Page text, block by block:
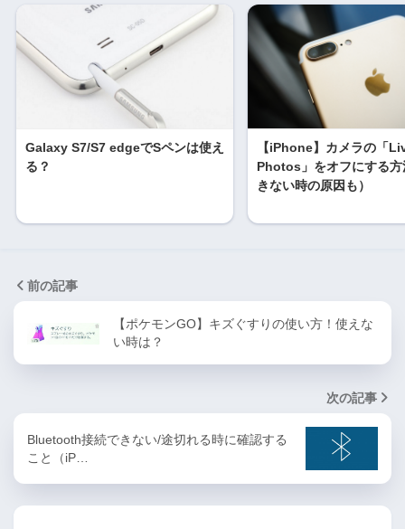
Galaxy S7/S7 edgeでSペンは使え
る？
【iPhone】カメラの「
Photos」をオフにする方
きない時の原因も）
前の記事
【ポケモンGO】キズぐすりの使い方！使えな
い時は？
次の記事
Bluetooth接続できない/途切れる時に確認する
こと（iP…